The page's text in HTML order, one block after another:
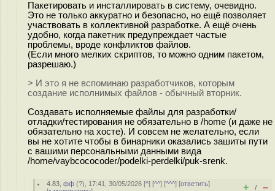
Пакетировать и инсталлировать в систему, очевидно.
Это не только аккуратно и безопасно, но ещё позволяет
участвовать в коллективной разработке. А ещё очень
удобно, когда пакетник предупреждает частые
проблемы, вроде конфликтов файлов.
(Если много мелких скриптов, то можно одним пакетом,
разрешаю.)
> И это я не вспоминаю разработчиков, которым
создание исполнимых файлов - обычный вторник.
Создавать исполняемые файлы для разработки/
отладки/тестирования не обязательно в /home (и даже не
обязательно на хосте). И совсем не желательно, если
вы не хотите чтобы в бинарники оказались зашиты пути
с вашими персональными данными вида
/home/vaybcococoder/podelki-perdelki/puk-srenk.
4.83 ,фф (?), 17:41, 30/05/2026 [^] [^^] [^^^] [ответить]
+ / –